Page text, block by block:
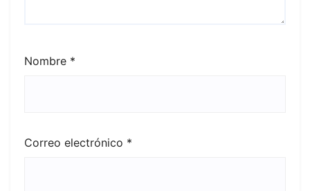
Nombre *
Correo electrónico *